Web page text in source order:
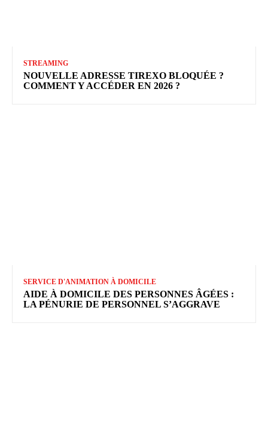
STREAMING
NOUVELLE ADRESSE TIREXO BLOQUÉE ?
COMMENT Y ACCÉDER EN 2026 ?
SERVICE D'ANIMATION À DOMICILE
AIDE À DOMICILE DES PERSONNES ÂGÉES :
LA PÉNURIE DE PERSONNEL S’AGGRAVE